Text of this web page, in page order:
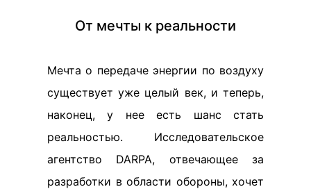
От мечты к реальности
Мечта о передаче энергии по воздуху
существует уже целый век, и теперь,
наконец, у нее есть шанс стать
реальностью. Исследовательское
агентство DARPA, отвечающее за
разработки в области обороны, хочет